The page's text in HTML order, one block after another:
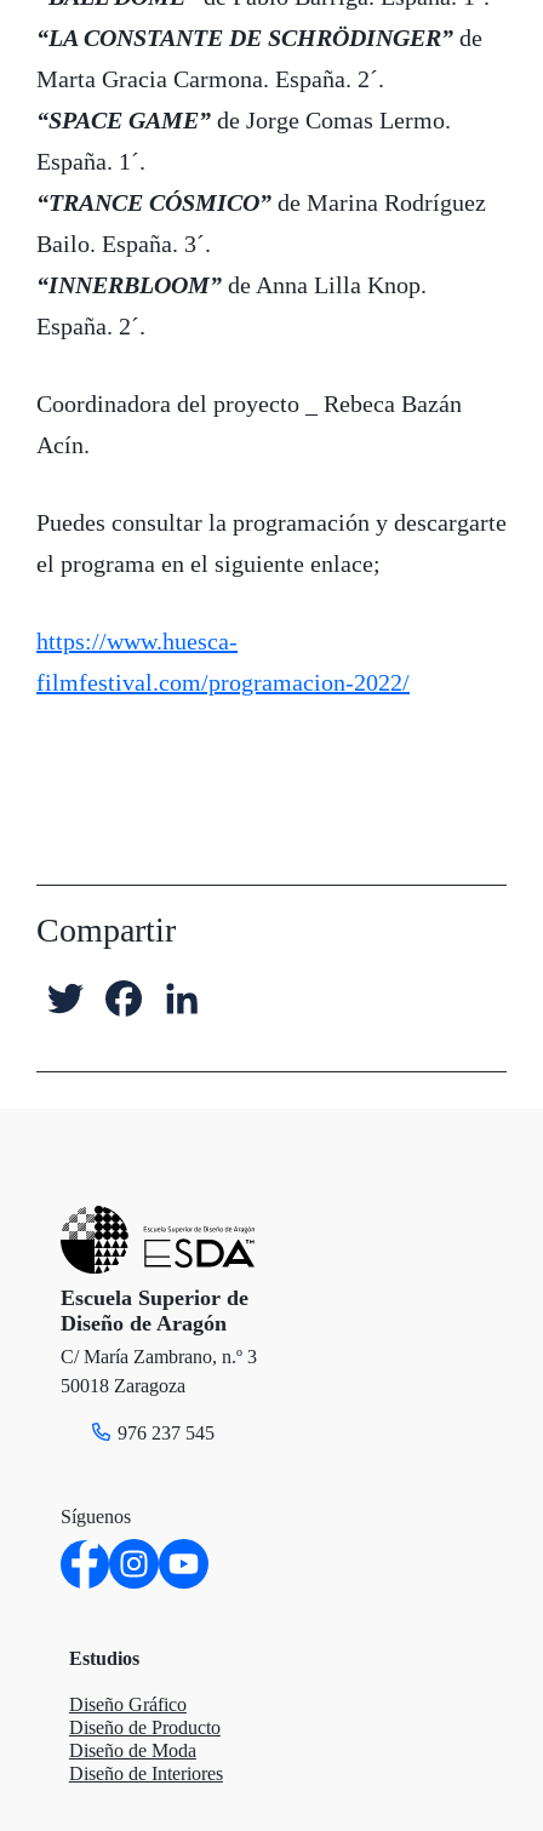
“LA CONSTANTE DE SCHRÖDINGER” de
Marta Gracia Carmona. España. 2´.
“SPACE GAME” de Jorge Comas Lermo.
España. 1´.
“TRANCE CÓSMICO” de Marina Rodríguez
Bailo. España. 3´.
“INNERBLOOM” de Anna Lilla Knop.
España. 2´.
Coordinadora del proyecto _ Rebeca Bazán
Acín.
Puedes consultar la programación y descargarte
el programa en el siguiente enlace;
https://www.huesca-
filmfestival.com/programacion-2022/
Compartir
e o
o
k
d
n
Escuela Superior de
Diseño de Aragón
C/ María Zambrano, n.º 3
50018 Zaragoza
976 237 545
Síguenos
Estudios
Diseño Gráfico
Diseño de Producto
Diseño de Moda
Diseño de Interiores